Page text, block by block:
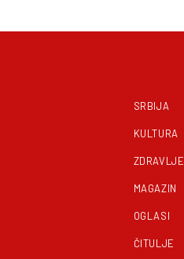
SRBIJA
KULTURA
ZDRAVLJE
MAGAZIN
OGLASI
ČITULJE